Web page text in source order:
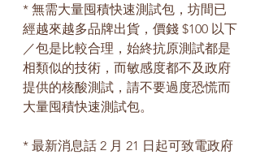
* 無需大量囤積快速測試包，坊間已
經越來越多品牌出貨，價錢 $100 以下
／包是比較合理，始終抗原測試都是
相類似的技術，而敏感度都不及政府
提供的核酸測試，請不要過度恐慌而
大量囤積快速測試包。
* 最新消息話 2 月 21 日起可致電政府